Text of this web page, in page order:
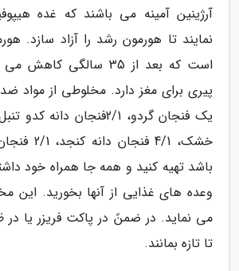
آرژینین آمینه می باشند که غده
نمایند تا هورمون رشد را آزاد سازد.
است که بعد از 35 سالگی
پیری برای مغز دارد. مخلوطی از مواد
خشک، 4/1
باشد تهیه کنید و همه جا همراه خود
وعده های غذایی از آنها بخورید. این
می نماید. در ضمنً در پاکت فریزر یا در
تا تازه بمانند.